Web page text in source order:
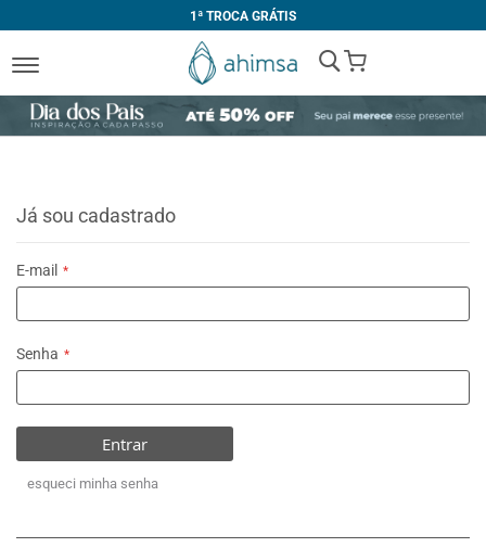
1ª TROCA GRÁTIS
My Cart
Já sou cadastrado
E-mail
Senha
Entrar
esqueci minha senha